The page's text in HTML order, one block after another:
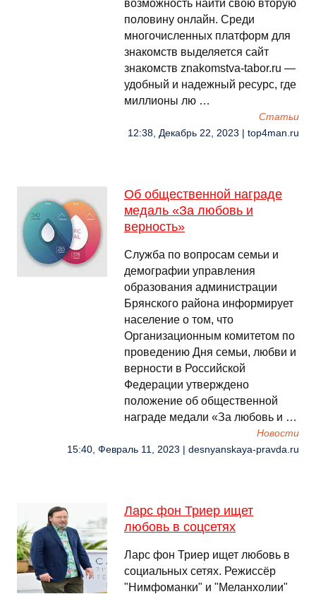
возможность найти свою вторую
половину онлайн. Среди
многочисленных платформ для
знакомств выделяется сайт
знакомств znakomstva-tabor.ru —
удобный и надежный ресурс, где
миллионы лю …
Cтатьи
12:38, Декабрь 22, 2023 | top4man.ru
Об общественной награде
медаль «За любовь и
верность»
Служба по вопросам семьи и
демографии управления
образования администрации
Брянского района информирует
население о том, что
Организационным комитетом по
проведению Дня семьи, любви и
верности в Российской
Федерации утверждено
положение об общественной
награде медали «За любовь и …
Новости
15:40, Февраль 11, 2023 | desnyanskaya-pravda.ru
Ларс фон Триер ищет
любовь в соцсетях
Ларс фон Триер ищет любовь в
социальных сетях. Режиссёр
"Нимфоманки" и "Меланхолии"